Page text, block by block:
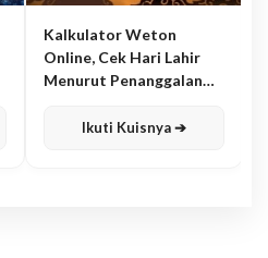
Kalkulator Weton
Online, Cek Hari Lahir
Menurut Penanggalan
Ikuti Kuisnya ➔